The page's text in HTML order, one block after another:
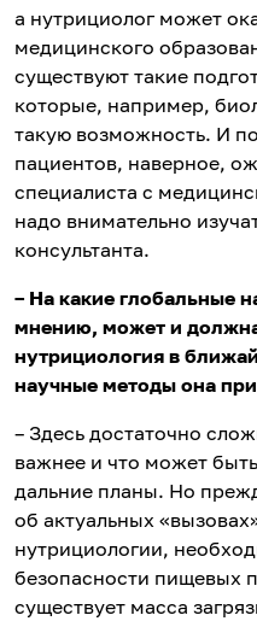
а нутрициолог может
медицинского
существуют такие
которые, например,
такую возможность. И
пациентов, наверное,
специалиста с
надо внимательно
консультанта.
– На какие глобальные
мнению, может и
нутрициология в
научные методы она
– Здесь достаточно
важнее и что может
дальние планы. Но
об актуальных
нутрициологии,
безопасности пищевых
существует масса